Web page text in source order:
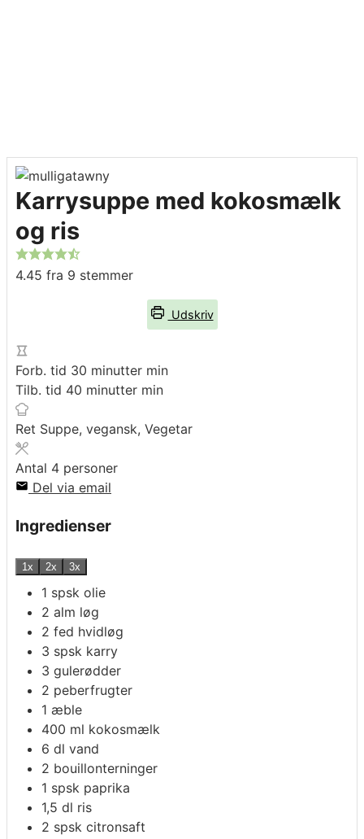
Karrysuppe med kokosmælk
og ris
4.45 fra 9 stemmer
Udskriv
Forb. tid 30 minutter min
Tilb. tid 40 minutter min
Ret Suppe, vegansk, Vegetar
Antal 4 personer
Del via email
Ingredienser
1x 2x 3x
1 spsk olie
2 alm løg
2 fed hvidløg
3 spsk karry
3 gulerødder
2 peberfrugter
1 æble
400 ml kokosmælk
6 dl vand
2 bouillonterninger
1 spsk paprika
1,5 dl ris
2 spsk citronsaft